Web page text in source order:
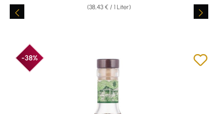
(38,43 € / 1 Liter)
-38%